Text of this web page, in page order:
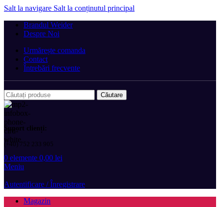
Salt la navigare Salt la conținutul principal
Brandul Weider
Despre Noi
Urmărește comanda
Contact
Întrebări frecvente
Căutare
Suport clienți:
(+40) 752 233 905
0 elemente 0,00 lei
Meniu
Autentificare / Înregistrare
Magazin